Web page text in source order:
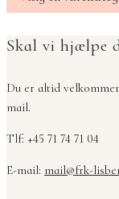
Skal vi hjælpe
Du er altid
mail.
Tlf: +45 71 74 71 04
E-mail: mail@frk-